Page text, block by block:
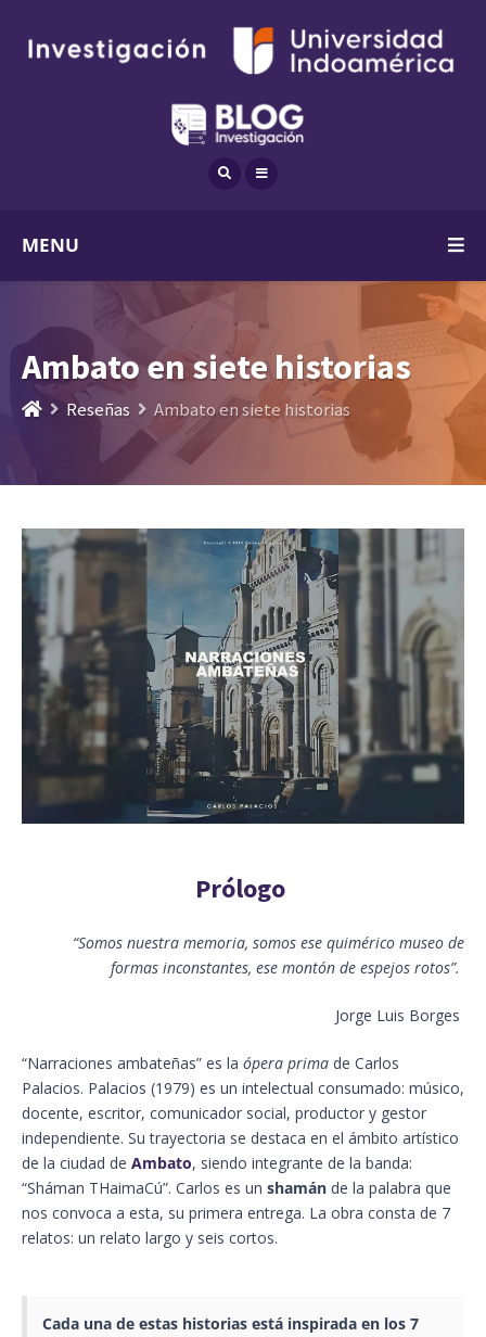
MENU
Ambato en siete historias
Reseñas Ambato en siete historias
Prólogo
“Somos nuestra memoria, somos ese quimérico museo de
formas inconstantes, ese montón de espejos rotos”.
Jorge Luis Borges
“Narraciones ambateñas” es la ópera prima de Carlos
Palacios. Palacios (1979) es un intelectual consumado: músico,
docente, escritor, comunicador social, productor y gestor
independiente. Su trayectoria se destaca en el ámbito artístico
de la ciudad de Ambato, siendo integrante de la banda:
“Sháman THaimaCú”. Carlos es un shamán de la palabra que
nos convoca a esta, su primera entrega. La obra consta de 7
relatos: un relato largo y seis cortos.
Cada una de estas historias está inspirada en los 7